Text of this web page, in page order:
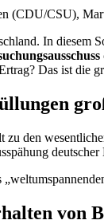
(CDU/CSU),
In diesem
Das ist die
zu den
von